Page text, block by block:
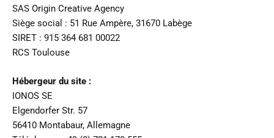
SAS Origin Creative Agency
Siège social : 51 Rue Ampère, 31670 Labège
SIRET : 915 364 681 00022
RCS Toulouse
Hébergeur du site :
IONOS SE
Elgendorfer Str. 57
56410 Montabaur, Allemagne